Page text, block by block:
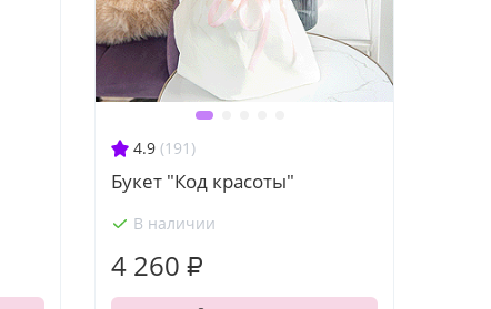
4.9 (191)
Букет "Код красоты"
В наличии
4 260 ₽